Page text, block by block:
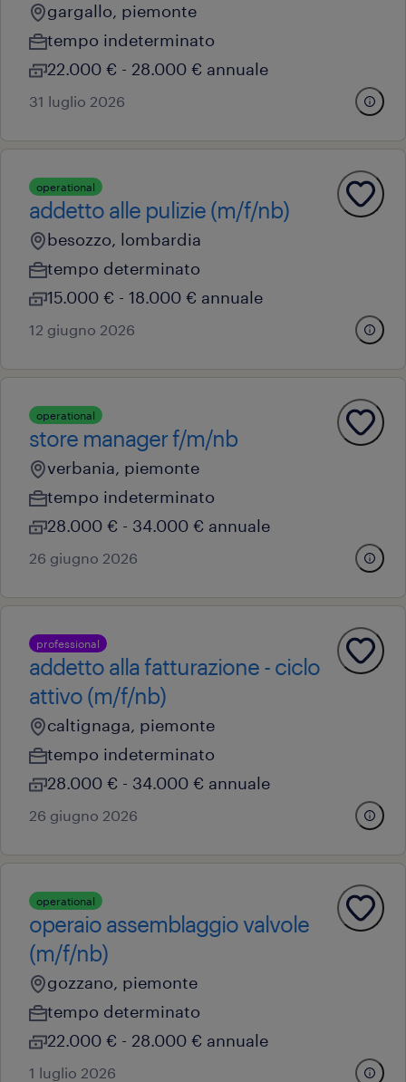
gargallo, piemonte
tempo indeterminato
22.000 € - 28.000 € annuale
31 luglio 2026
operational
addetto alle pulizie (m/f/nb)
besozzo, lombardia
tempo determinato
15.000 € - 18.000 € annuale
12 giugno 2026
operational
store manager f/m/nb
verbania, piemonte
tempo indeterminato
28.000 € - 34.000 € annuale
26 giugno 2026
professional
addetto alla fatturazione - ciclo
attivo (m/f/nb)
caltignaga, piemonte
tempo indeterminato
28.000 € - 34.000 € annuale
26 giugno 2026
operational
operaio assemblaggio valvole
(m/f/nb)
gozzano, piemonte
tempo determinato
22.000 € - 28.000 € annuale
1 luglio 2026